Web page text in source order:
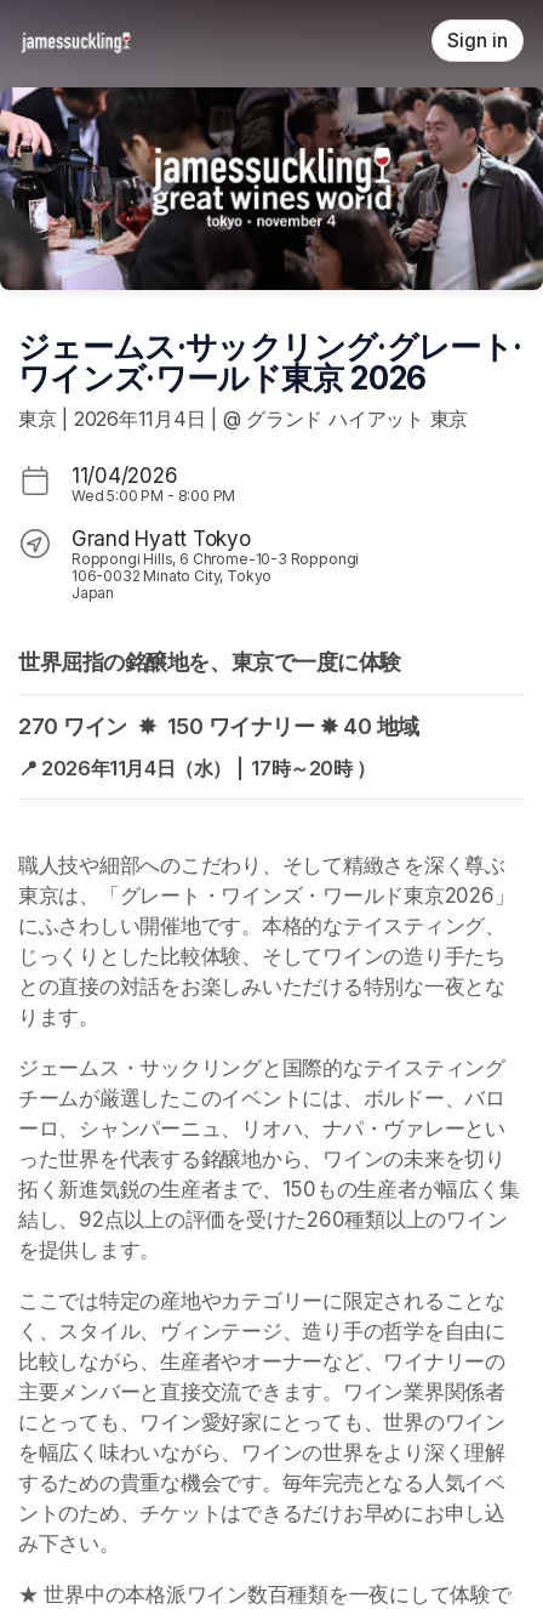
Sign in
ジェームス·サックリング·グレート·
ワインズ·ワールド東京 2026
東京 | 2026年11月4日 | @ グランド ハイアット 東京
11/04/2026
Wed 5:00 PM - 8:00 PM
Grand Hyatt Tokyo
Roppongi Hills, 6 Chrome-10-3 Roppongi
106-0032 Minato City, Tokyo
Japan
世界屈指の銘醸地を、東京で一度に体験
270 ワイン  ✸  150 ワイナリー ✸ 40 地域
📍 2026年11月4日（水） |  17時～20時 ）
職人技や細部へのこだわり、そして精緻さを深く尊ぶ
東京は、「グレート・ワインズ・ワールド東京2026」
にふさわしい開催地です。本格的なテイスティング、
じっくりとした比較体験、そしてワインの造り手たち
との直接の対話をお楽しみいただける特別な一夜とな
ります。
ジェームス・サックリングと国際的なテイスティング
チームが厳選したこのイベントには、ボルドー、バロ
ーロ、シャンパーニュ、リオハ、ナパ・ヴァレーとい
った世界を代表する銘醸地から、ワインの未来を切り
拓く新進気鋭の生産者まで、150もの生産者が幅広く集
結し、92点以上の評価を受けた260種類以上のワイン
を提供します。
ここでは特定の産地やカテゴリーに限定されることな
く、スタイル、ヴィンテージ、造り手の哲学を自由に
比較しながら、生産者やオーナーなど、ワイナリーの
主要メンバーと直接交流できます。ワイン業界関係者
にとっても、ワイン愛好家にとっても、世界のワイン
を幅広く味わいながら、ワインの世界をより深く理解
するための貴重な機会です。毎年完売となる人気イベ
ントのため、チケットはできるだけお早めにお申し込
み下さい。
★ 世界中の本格派ワイン数百種類を一夜にして体験で